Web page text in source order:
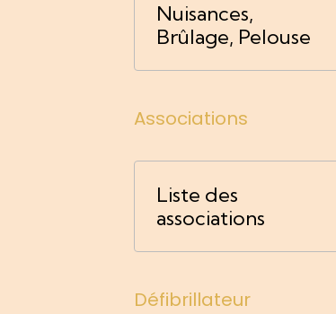
Nuisances,
Brûlage, Pelouse
Associations
Liste des
associations
Défibrillateur